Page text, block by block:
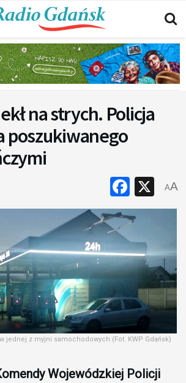
na strych. Policja
poszukiwanego
X
AA
jednej z myjni samochodowych (Fot. KWP Gdańsk)
Wojewódzkiej Policji